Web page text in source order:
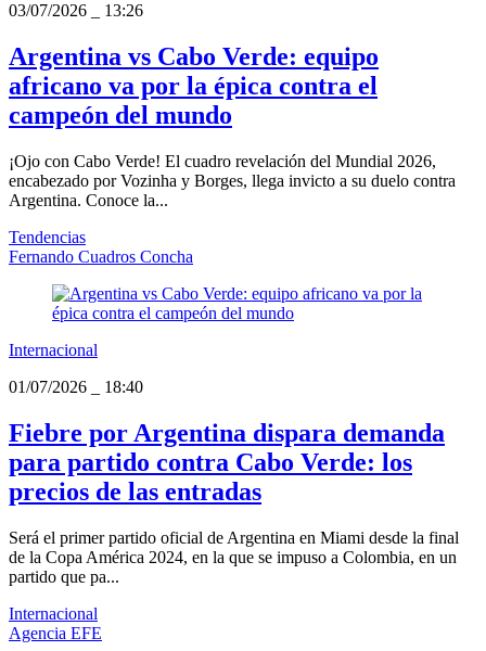
03/07/2026
13:26
Argentina vs Cabo Verde: equipo
africano va por la épica contra el
campeón del mundo
¡Ojo con Cabo Verde! El cuadro revelación del Mundial 2026,
encabezado por Vozinha y Borges, llega invicto a su duelo contra
Argentina. Conoce la...
Tendencias
Fernando Cuadros Concha
Internacional
01/07/2026
18:40
Fiebre por Argentina dispara demanda
para partido contra Cabo Verde: los
precios de las entradas
Será el primer partido oficial de Argentina en Miami desde la final
de la Copa América 2024, en la que se impuso a Colombia, en un
partido que pa...
Internacional
Agencia EFE